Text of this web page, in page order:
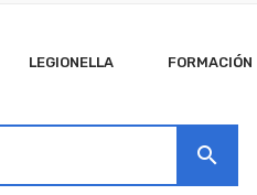
LEGIONELLA FORMACIÓN
search